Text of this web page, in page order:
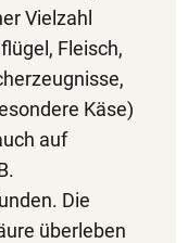
Vielzahl
Fleisch,
Käse)
auf
Die
überleben